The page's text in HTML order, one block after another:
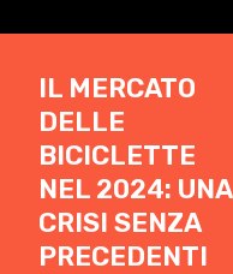
IL MERCATO
DELLE
BICICLETTE
NEL 2024: UNA
CRISI SENZA
PRECEDENTI